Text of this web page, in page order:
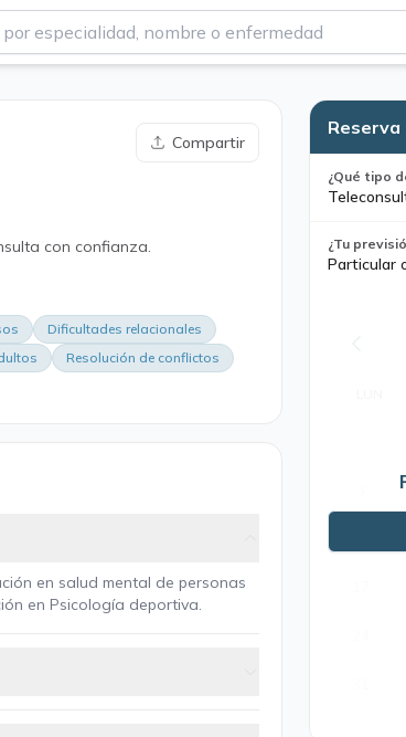
Compartir
con confianza.
Dificultades relacionales
Resolución de conflictos
en salud mental de personas
en Psicología deportiva.
¿Qué tipo
¿Tu
Particular